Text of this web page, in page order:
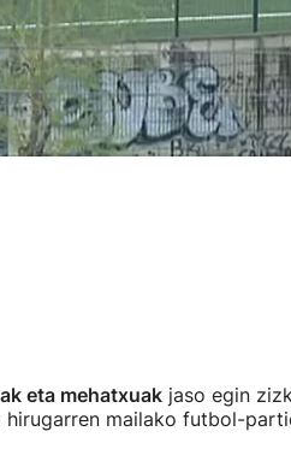
eta mehatxuakjaso egin
mailako futbol-